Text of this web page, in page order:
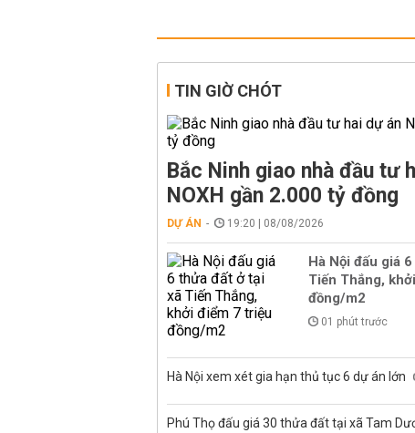
TIN GIỜ CHÓT
Bắc Ninh giao nhà đầu tư
NOXH gần 2.000 tỷ đồng
DỰ ÁN 19:20 | 08/08/2026
Hà Nội đấu giá
Tiến Thắng,
đồng/m2
01 phút trước
Hà Nội xem xét gia hạn thủ tục 6 dự án lớn
Phú Thọ đấu giá 30 thửa đất tại xã Tam